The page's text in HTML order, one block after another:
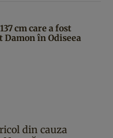
cm care a fost
în Odiseea
din cauza